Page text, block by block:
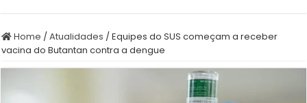
Home /Atualidades /Equipes do SUS começam a receber
vacina do Butantan contra a dengue